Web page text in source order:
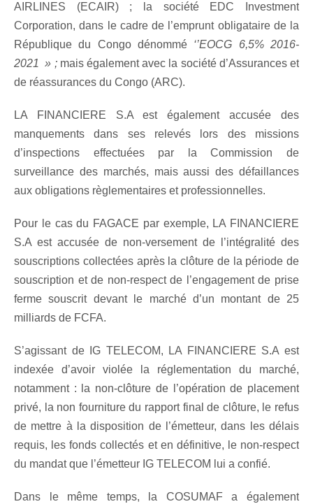
AIRLINES (ECAIR) ; la société EDC Investment
Corporation, dans le cadre de l’emprunt obligataire de la
République du Congo dénommé ‘’EOCG 6,5% 2016-
2021 » ;mais également avec la société d’Assurances et
de réassurances du Congo (ARC).
LA FINANCIERE S.A est également accusée des
manquements dans ses relevés lors des missions
d’inspections effectuées par la Commission de
surveillance des marchés, mais aussi des défaillances
aux obligations règlementaires et professionnelles.
Pour le cas du FAGACE par exemple, LA FINANCIERE
S.A est accusée de non-versement de l’intégralité des
souscriptions collectées après la clôture de la période de
souscription et de non-respect de l’engagement de prise
ferme souscrit devant le marché d’un montant de 25
milliards de FCFA.
S’agissant de IG TELECOM, LA FINANCIERE S.A est
indexée d’avoir violée la réglementation du marché,
notamment : la non-clôture de l’opération de placement
privé, la non fourniture du rapport final de clôture, le refus
de mettre à la disposition de l’émetteur, dans les délais
requis, les fonds collectés et en définitive, le non-respect
du mandat que l’émetteur IG TELECOM lui a confié.
Dans le même temps, la COSUMAF a également